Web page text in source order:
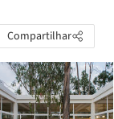
Compartilhar